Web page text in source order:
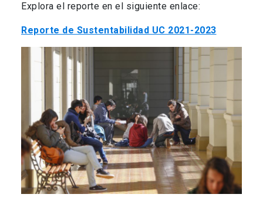
Explora el reporte en el siguiente enlace:
Reporte de Sustentabilidad UC 2021-2023